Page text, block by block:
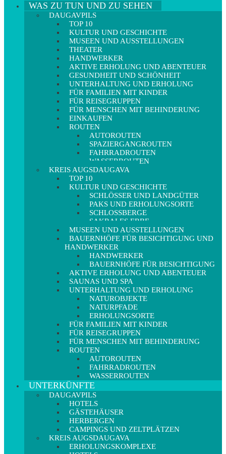
WAS ZU TUN UND ZU SEHEN
DAUGAVPILS
TOP 10
KULTUR UND GESCHICHTE
MUSEEN UND AUSSTELLUNGEN
THEATER
HANDWERKER
AKTIVE ERHOLUNG UND ABENTEUER
GESUNDHEIT UND SCHÖNHEIT
UNTERHALTUNG UND ERHOLUNG
FÜR FAMILIEN MIT KINDER
FÜR REISEGRUPPEN
FÜR MENSCHEN MIT BEHINDERUNG
EINKAUFEN
ROUTEN
AUTOROUTEN
SPAZIERGANGROUTEN
FAHRRADROUTEN
WASSERROUTEN
KREIS AUGSDAUGAVA
TOP 10
KULTUR UND GESCHICHTE
SCHLÖSSER UND LANDGÜTER
PAKS UND ERHOLUNGSORTE
SCHLOSSBERGE
SAKRALES ERBE
MUSEEN UND AUSSTELLUNGEN
BAUERNHÖFE FÜR BESICHTIGUNG UND
HANDWERKER
HANDWERKER
BAUERNHÖFE FÜR BESICHTIGUNG
AKTIVE ERHOLUNG UND ABENTEUER
SAUNAS UND SPA
UNTERHALTUNG UND ERHOLUNG
NATUROBJEKTE
NATURPFADE
ERHOLUNGSORTE
FÜR FAMILIEN MIT KINDER
FÜR REISEGRUPPEN
FÜR MENSCHEN MIT BEHINDERUNG
ROUTEN
AUTOROUTEN
FAHRRADROUTEN
WASSERROUTEN
UNTERKÜNFTE
DAUGAVPILS
HOTELS
GÄSTEHÄUSER
HERBERGEN
CAMPINGS UND ZELTPLÄTZEN
KREIS AUGSDAUGAVA
ERHOLUNGSKOMPLEXE